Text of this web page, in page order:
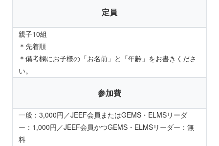
定員
親子10組
＊先着順
＊備考欄にお子様の「お名前」と「年齢」をお書きくださ
い。
参加費
一般：3,000円／JEEF会員またはGEMS・ELMSリーダ
ー：1,000円／JEEF会員かつGEMS・ELMSリーダー：無
料